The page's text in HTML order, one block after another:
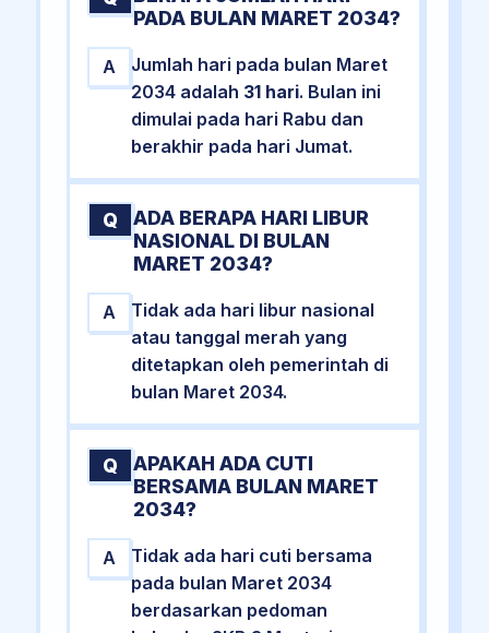
PADA BULAN MARET 2034?
A
Jumlah hari pada bulan Maret
2034 adalah 31 hari. Bulan ini
dimulai pada hari Rabu dan
berakhir pada hari Jumat.
Q
ADA BERAPA HARI LIBUR
NASIONAL DI BULAN
MARET 2034?
A
Tidak ada hari libur nasional
atau tanggal merah yang
ditetapkan oleh pemerintah di
bulan Maret 2034.
Q
APAKAH ADA CUTI
BERSAMA BULAN MARET
2034?
A
Tidak ada hari cuti bersama
pada bulan Maret 2034
berdasarkan pedoman